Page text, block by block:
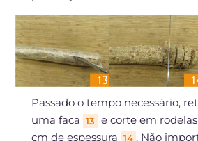
Passado o tempo necessário,
uma faca 13
e corte em
cm de espessura 14 . Não